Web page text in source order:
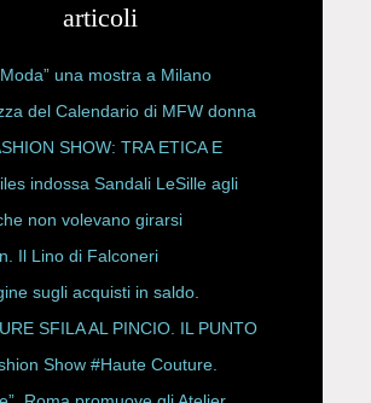
articoli
una mostra a Milano
del Calendario di MFW donna
SHOW: TRA ETICA E
indossa Sandali LeSille agli
2026
non volevano girarsi
Il Lino di Falconeri
sugli acquisti in saldo.
SFILA AL PINCIO. IL PUNTO
ONORATO E
ANGELILLI
Show #Haute Couture.